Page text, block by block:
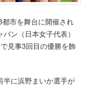
市を舞台に開催され
ン（日本女子代表）
見事3回目の優勝を飾
半に浜野まいか選手が